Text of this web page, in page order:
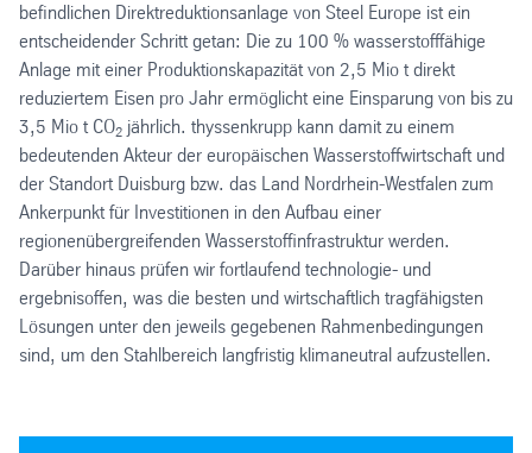
befindlichen Direktreduktionsanlage von Steel Europe ist ein
entscheidender Schritt getan: Die zu 100 % wasserstofffähige
Anlage mit einer Produktionskapazität von 2,5 Mio t direkt
reduziertem Eisen pro Jahr ermöglicht eine Einsparung von bis zu
3,5 Mio t CO2 jährlich. thyssenkrupp kann damit zu einem
bedeutenden Akteur der europäischen Wasserstoffwirtschaft und
der Standort Duisburg bzw. das Land Nordrhein-Westfalen zum
Ankerpunkt für Investitionen in den Aufbau einer
regionenübergreifenden Wasserstoffinfrastruktur werden.
Darüber hinaus prüfen wir fortlaufend technologie- und
ergebnisoffen, was die besten und wirtschaftlich tragfähigsten
Lösungen unter den jeweils gegebenen Rahmenbedingungen
sind, um den Stahlbereich langfristig klimaneutral aufzustellen.